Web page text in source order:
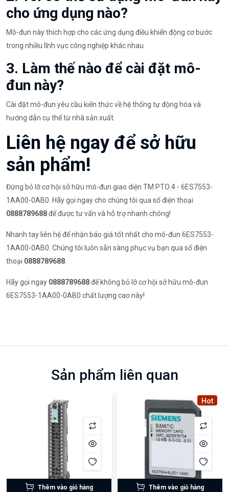
cho ứng dụng nào?
Mô-đun này thích hợp cho các ứng dụng điều khiển động cơ bước
trong nhiều lĩnh vực công nghiệp khác nhau.
3. Làm thế nào để cài đặt mô-
đun này?
Cài đặt mô-đun yêu cầu kiến thức về hệ thống tự động hóa và
hướng dẫn cụ thể từ nhà sản xuất.
Liên hệ ngay để sở hữu
sản phẩm!
Đừng bỏ lỡ cơ hội sở hữu mô-đun giao diện TM PTO 4 - 6ES7553-
1AA00-0AB0. Hãy gọi ngay cho chúng tôi qua số điện thoại
0888789688để được tư vấn và hỗ trợ nhanh chóng!
Nhanh tay liên hệ để nhận báo giá tốt nhất cho mô-đun 6ES7553-
1AA00-0AB0. Chúng tôi luôn sẵn sàng phục vụ bạn qua số điện
thoại 0888789688
Hãy gọi ngay 0888789688để không bỏ lỡ cơ hội sở hữu mô-đun
6ES7553-1AA00-0AB0 chất lượng cao này!
Sản phẩm liên quan
Thêm vào giỏ hàng
Hot
Thêm vào giỏ hàng